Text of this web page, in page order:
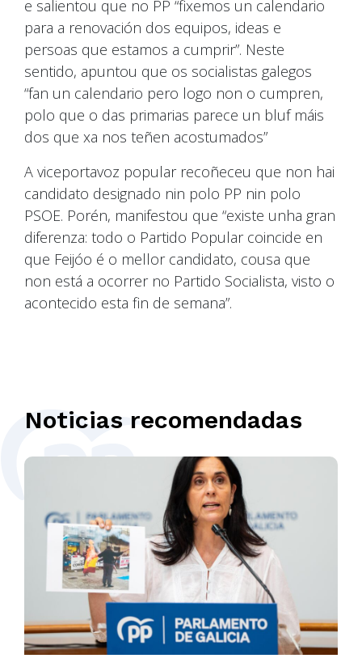
e salientou que no PP “fixemos un calendario
para a renovación dos equipos, ideas e
persoas que estamos a cumprir”. Neste
sentido, apuntou que os socialistas galegos
“fan un calendario pero logo non o cumpren,
polo que o das primarias parece un bluf máis
dos que xa nos teñen acostumados”
A viceportavoz popular recoñeceu que non hai
candidato designado nin polo PP nin polo
PSOE. Porén, manifestou que “existe unha gran
diferenza: todo o Partido Popular coincide en
que Feijóo é o mellor candidato, cousa que
non está a ocorrer no Partido Socialista, visto o
acontecido esta fin de semana”.
Noticias recomendadas